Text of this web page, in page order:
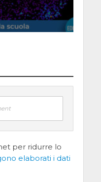
per ridurre lo
elaborati i dati